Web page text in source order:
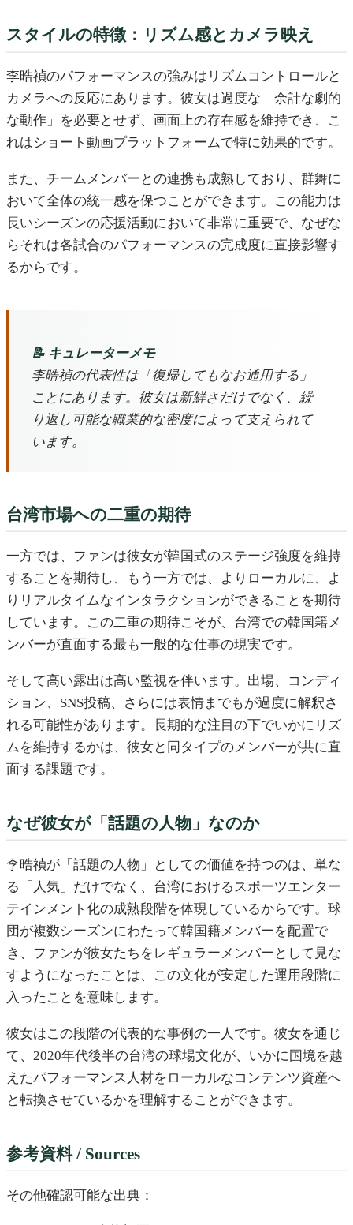
スタイルの特徴：リズム感とカメラ映え
李晧禎のパフォーマンスの強みはリズムコントロールと
カメラへの反応にあります。彼女は過度な「余計な劇的
な動作」を必要とせず、画面上の存在感を維持でき、こ
れはショート動画プラットフォームで特に効果的です。
また、チームメンバーとの連携も成熟しており、群舞に
おいて全体の統一感を保つことができます。この能力は
長いシーズンの応援活動において非常に重要で、なぜな
らそれは各試合のパフォーマンスの完成度に直接影響す
るからです。
📝 キュレーターメモ
李晧禎の代表性は「復帰してもなお通用する」
ことにあります。彼女は新鮮さだけでなく、繰
り返し可能な職業的な密度によって支えられて
います。
台湾市場への二重の期待
一方では、ファンは彼女が韓国式のステージ強度を維持
することを期待し、もう一方では、よりローカルに、よ
りリアルタイムなインタラクションができることを期待
しています。この二重の期待こそが、台湾での韓国籍メ
ンバーが直面する最も一般的な仕事の現実です。
そして高い露出は高い監視を伴います。出場、コンディ
ション、SNS投稿、さらには表情までもが過度に解釈さ
れる可能性があります。長期的な注目の下でいかにリズ
ムを維持するかは、彼女と同タイプのメンバーが共に直
面する課題です。
なぜ彼女が「話題の人物」なのか
李晧禎が「話題の人物」としての価値を持つのは、単な
る「人気」だけでなく、台湾におけるスポーツエンター
テインメント化の成熟段階を体現しているからです。球
団が複数シーズンにわたって韓国籍メンバーを配置で
き、ファンが彼女たちをレギュラーメンバーとして見な
すようになったことは、この文化が安定した運用段階に
入ったことを意味します。
彼女はこの段階の代表的な事例の一人です。彼女を通じ
て、2020年代後半の台湾の球場文化が、いかに国境を越
えたパフォーマンス人材をローカルなコンテンツ資産へ
と転換させているかを理解することができます。
参考資料 / Sources
その他確認可能な出典：